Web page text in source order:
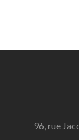
96, rue